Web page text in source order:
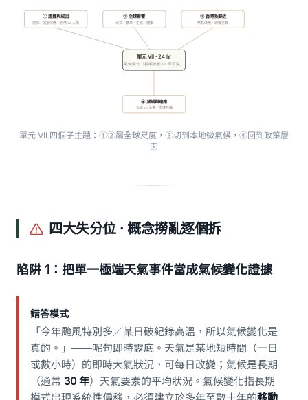
單元 VII · 24 hr
氣候變化（長期波動 vs 不可逆）
① 證據與成因
證據／溫室效應／自然 vs 人為
② 全球影響
水文／農業／生態／健康
③ 香港及鄰近
熱島效應／城鄉差異
④ 減緩與適應
治本 vs 治標／全球共識
單元 VII 四個子主題：①②屬全球尺度，③切到本地微氣候，④回到政策層
面
四大失分位 · 概念撈亂逐個拆
陷阱 1：把單一極端天氣事件當成氣候變化證據
錯答模式
「今年颱風特別多／某日破紀錄高溫，所以氣候變化是
真的。」——呢句即時露底。天氣是某地短時間（一日
或數小時）的即時大氣狀況，可每日改變；氣候是長期
（通常 30 年）天氣要素的平均狀況。氣候變化指長期